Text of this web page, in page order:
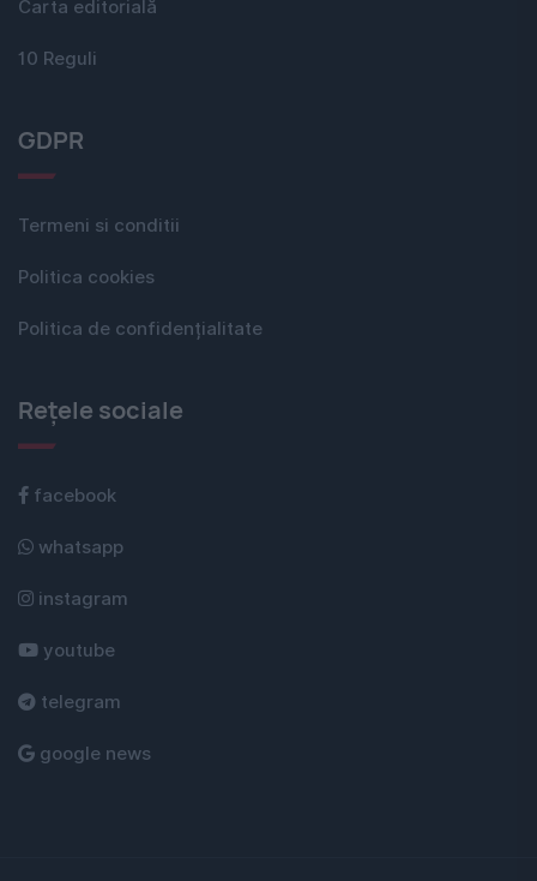
Carta editorială
10 Reguli
GDPR
Termeni si conditii
Politica cookies
Politica de confidențialitate
Rețele sociale
facebook
whatsapp
instagram
youtube
telegram
google news